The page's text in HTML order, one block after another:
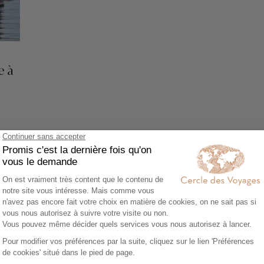
à
Voir tous nos voyages Equateur
en Quito
et contrastée des Andes équatoriennes. Nichée